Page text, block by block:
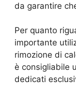
da garantire
Per quanto
importante
rimozione di
è consigliabile
dedicati